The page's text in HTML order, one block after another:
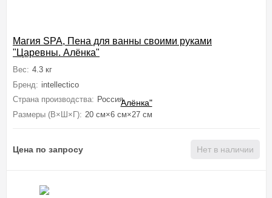
Магия SPA, Пена для ванны своими руками
"Царевны. Алёнка"
Вес: 4.3 кг
Бренд: intellectico
Страна производства: Россия
Размеры (В×Ш×Г): 20 см×6 см×27 см
Цена по запросу Нет в наличии